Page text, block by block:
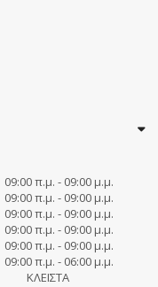
09:00 π.μ. - 09:00 μ.μ.
09:00 π.μ. - 09:00 μ.μ.
09:00 π.μ. - 09:00 μ.μ.
09:00 π.μ. - 09:00 μ.μ.
09:00 π.μ. - 09:00 μ.μ.
09:00 π.μ. - 06:00 μ.μ.
ΚΛΕΙΣΤΑ